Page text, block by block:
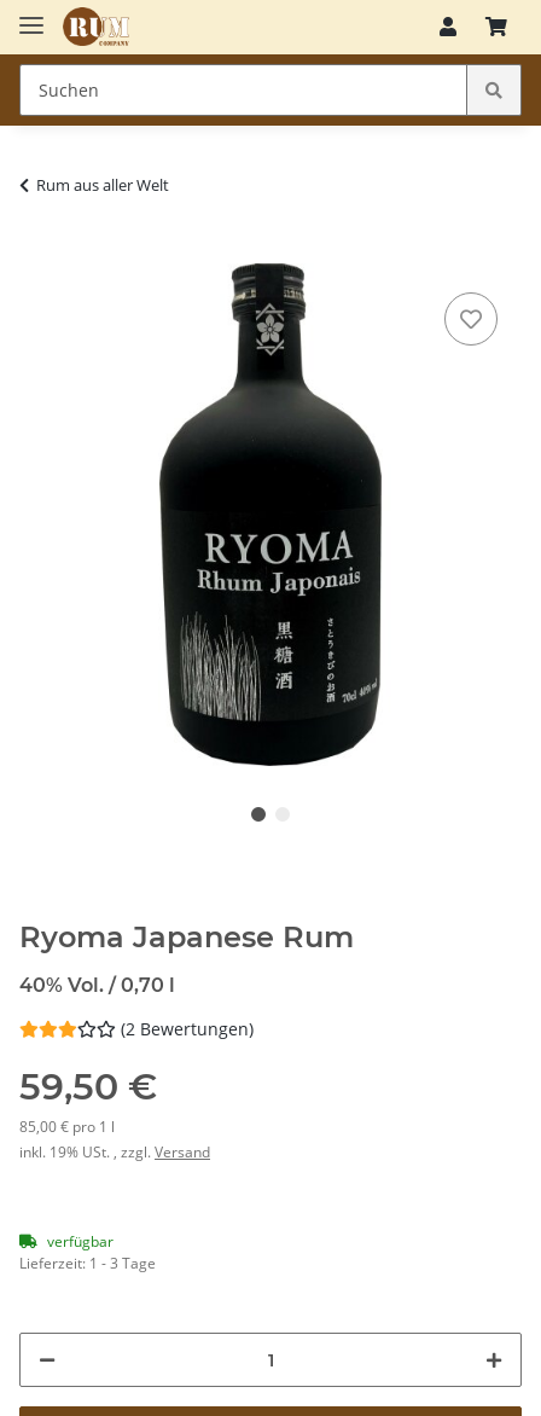
Rum aus aller Welt
Ryoma Japanese Rum
40% Vol. / 0,70 l
(2 Bewertungen)
59,50 €
85,00 € pro 1 l
inkl. 19% USt. , zzgl.Versand
verfügbar
Lieferzeit: 1 - 3 Tage